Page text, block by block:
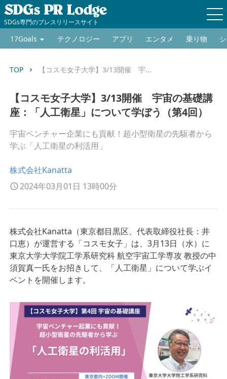
SDGs専門のプレスリリースサイト
17Goals テクノロジー アプリ エンタメ 乗り物
TOP keyboard_arrow_right 【コスモ女子大学】3/13開催 宇...
【コスモ女子大学】3/13開催 宇宙の基礎講
座：「人工衛星」について学ぼう（第4回）
宇宙ベンチャー企業にも貢献！超小型衛星の先駆者から
学ぶ「人工衛星の利活用」
株式会社Kanatta
2024年03月01日 13時00分
株式会社Kanatta（東京都目黒区、代表取締役社長：井
口恵）が運営する「コスモ女子」は、3月13日（水）に
東京大学大学院工学系研究科 航空宇宙工学専攻 教授の中
須賀真一氏をお招きして、「人工衛星」について学ぶイ
ベントを開催します。